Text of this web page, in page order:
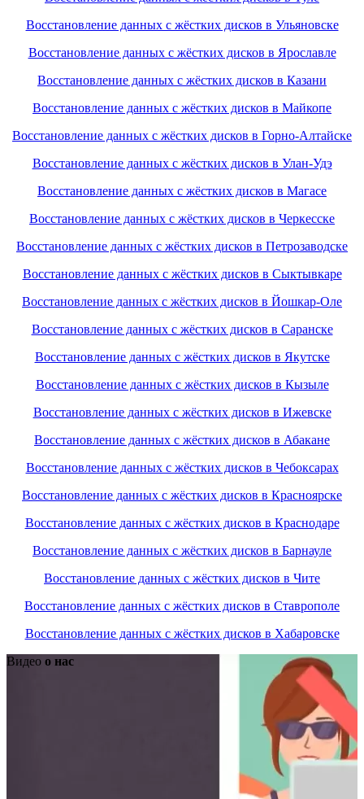
Восстановление данных с жёстких дисков в Ульяновске
Восстановление данных с жёстких дисков в Ярославле
Восстановление данных с жёстких дисков в Казани
Восстановление данных с жёстких дисков в Майкопе
Восстановление данных с жёстких дисков в Горно-Алтайске
Восстановление данных с жёстких дисков в Улан-Удэ
Восстановление данных с жёстких дисков в Магасе
Восстановление данных с жёстких дисков в Черкесске
Восстановление данных с жёстких дисков в Петрозаводске
Восстановление данных с жёстких дисков в Сыктывкаре
Восстановление данных с жёстких дисков в Йошкар-Оле
Восстановление данных с жёстких дисков в Саранске
Восстановление данных с жёстких дисков в Якутске
Восстановление данных с жёстких дисков в Кызыле
Восстановление данных с жёстких дисков в Ижевске
Восстановление данных с жёстких дисков в Абакане
Восстановление данных с жёстких дисков в Чебоксарах
Восстановление данных с жёстких дисков в Красноярске
Восстановление данных с жёстких дисков в Краснодаре
Восстановление данных с жёстких дисков в Барнауле
Восстановление данных с жёстких дисков в Чите
Восстановление данных с жёстких дисков в Ставрополе
Восстановление данных с жёстких дисков в Хабаровске
Видео о нас